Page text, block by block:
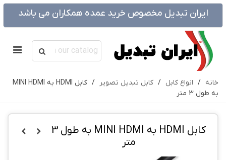
ایران تبدیل مخصوص خرید عمده همکاران می باشد
خانه / انواع کابل / کابل تبدیل تصویر /
کابل HDMI به MINI HDMI
به طول 3 متر
کابل HDMI به MINI HDMI به طول 3
متر